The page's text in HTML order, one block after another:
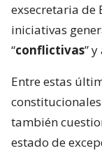
exsecretaria de
iniciativas
“conflictivas”
Entre estas
también
estado de